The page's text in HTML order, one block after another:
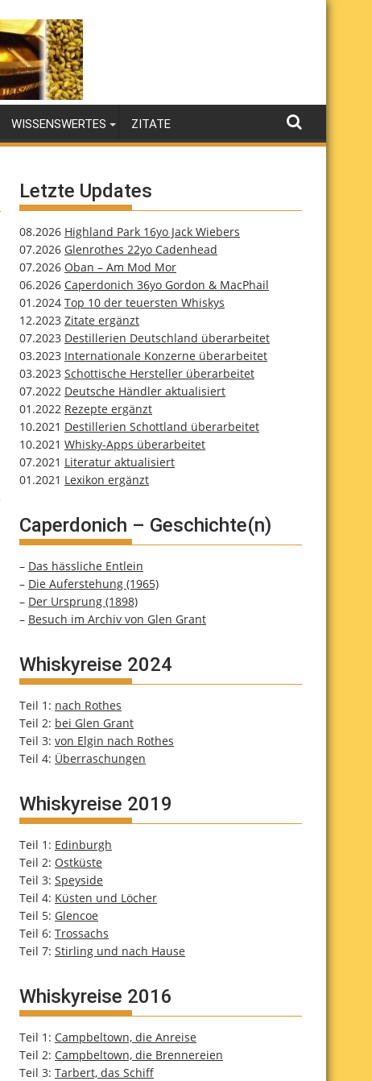
WISSENSWERTES ZITATE
Letzte Updates
08.2026 Highland Park 16yo Jack Wiebers
07.2026 Glenrothes 22yo Cadenhead
07.2026 Oban – Am Mod Mor
06.2026 Caperdonich 36yo Gordon & MacPhail
01.2024 Top 10 der teuersten Whiskys
12.2023 Zitate ergänzt
07.2023 Destillerien Deutschland überarbeitet
03.2023 Internationale Konzerne überarbeitet
03.2023 Schottische Hersteller überarbeitet
07.2022 Deutsche Händler aktualisiert
01.2022 Rezepte ergänzt
10.2021 Destillerien Schottland überarbeitet
10.2021 Whisky-Apps überarbeitet
07.2021 Literatur aktualisiert
01.2021 Lexikon ergänzt
Caperdonich – Geschichte(n)
– Das hässliche Entlein
– Die Auferstehung (1965)
– Der Ursprung (1898)
– Besuch im Archiv von Glen Grant
Whiskyreise 2024
Teil 1: nach Rothes
Teil 2: bei Glen Grant
Teil 3: von Elgin nach Rothes
Teil 4: Überraschungen
Whiskyreise 2019
Teil 1: Edinburgh
Teil 2: Ostküste
Teil 3: Speyside
Teil 4: Küsten und Löcher
Teil 5: Glencoe
Teil 6: Trossachs
Teil 7: Stirling und nach Hause
Whiskyreise 2016
Teil 1: Campbeltown, die Anreise
Teil 2: Campbeltown, die Brennereien
Teil 3: Tarbert, das Schiff